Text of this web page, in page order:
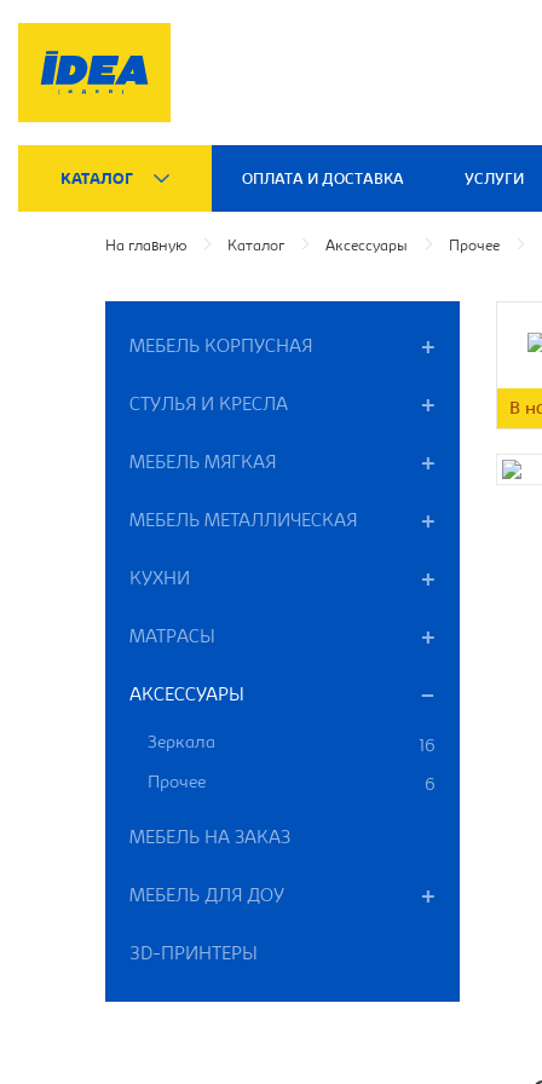
КАТАЛОГ ОПЛАТА И ДОСТАВКА УСЛУГИ
На главную Каталог Аксессуары Прочее
МЕБЕЛЬ КОРПУСНАЯ
СТУЛЬЯ И КРЕСЛА
МЕБЕЛЬ МЯГКАЯ
МЕБЕЛЬ МЕТАЛЛИЧЕСКАЯ
КУХНИ
МАТРАСЫ
АКСЕССУАРЫ
Зеркала
16
Прочее
6
МЕБЕЛЬ НА ЗАКАЗ
МЕБЕЛЬ ДЛЯ ДОУ
3D-ПРИНТЕРЫ
В